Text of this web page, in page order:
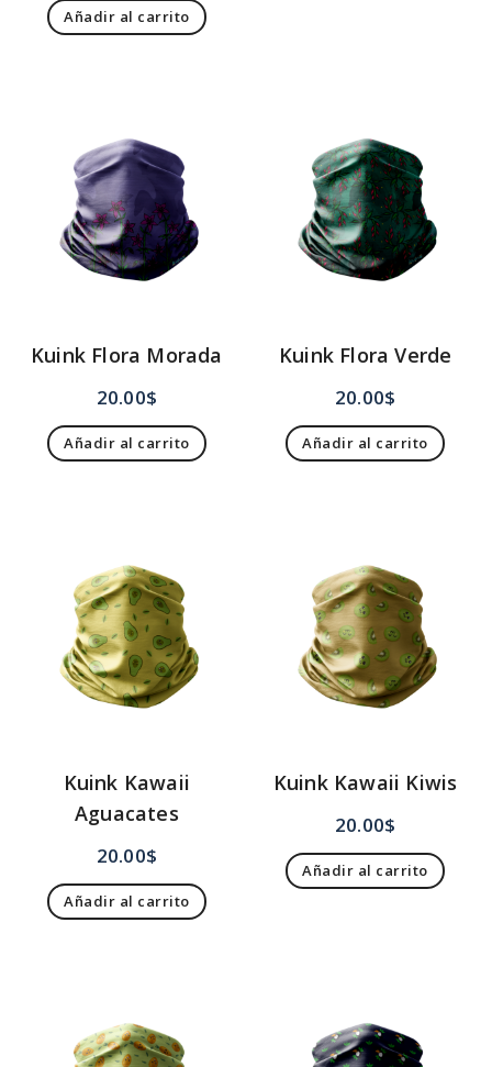
Añadir al carrito
Kuink Flora Morada
20.00$
Añadir al carrito
Kuink Flora Verde
20.00$
Añadir al carrito
Kuink Kawaii
Aguacates
20.00$
Añadir al carrito
Kuink Kawaii Kiwis
20.00$
Añadir al carrito